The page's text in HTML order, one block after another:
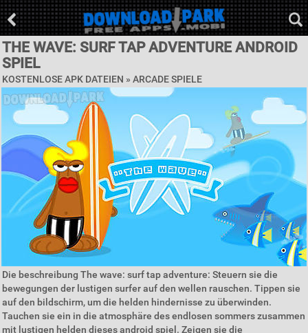
THE WAVE: SURF TAP ADVENTURE ANDROID
SPIEL
KOSTENLOSE APK DATEIEN » ARCADE SPIELE
Die beschreibung The wave: surf tap adventure: Steuern sie die
bewegungen der lustigen surfer auf den wellen rauschen. Tippen sie
auf den bildschirm, um die helden hindernisse zu überwinden.
Tauchen sie ein in die atmosphäre des endlosen sommers zusammen
mit lustigen helden dieses android spiel. Zeigen sie die